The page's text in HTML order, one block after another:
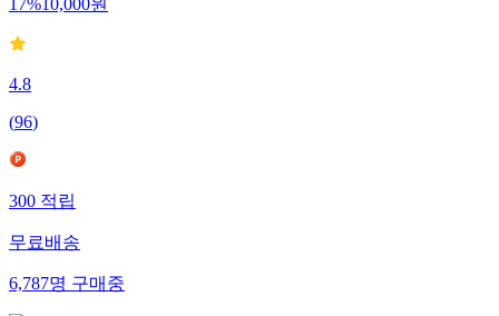
17%10,000원
4.8
(96)
300적립
무료배송
6,787명구매중